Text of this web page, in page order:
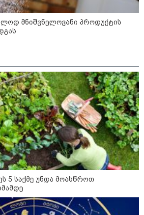
"გიორგი ბარამიძემ რაღაც
არასწორად ჩამოაყალიბა,
მაგრამ ნამდვილად არ
ეკუთვნის წიხლი ივანიშვილის
16:22 / 08-08-2026
"აი, ეს არის სამშობლოს
ღალატი" - როგორ ეხმაურება
ნიკა გვარამია აგვისტოს ომთან
დაკავშირებით ირაკლი
კობახიძის განცხადებას?
14:32 / 08-08-2026
"2008 წლის ომი თუ არ
იქნებოდა, დიდი ალბათობით,
არც უკრაინის ომი იქნებოდა" -
შალვა პაპუაშვილი
12:18 / 08-08-2026
მნიშვნელოვანი პროდუქტის
5 საქმე უნდა მოასწროთ